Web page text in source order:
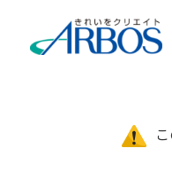
ホーム > 衛生ひろば >